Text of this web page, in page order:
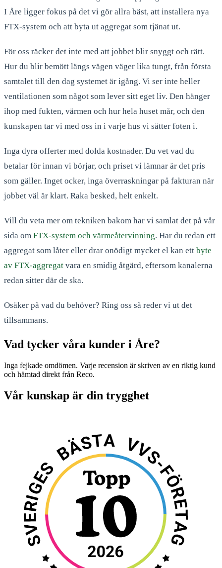
I Åre ligger fokus på det vi gör allra bäst, att installera nya
FTX-system och att byta ut aggregat som tjänat ut.
För oss räcker det inte med att jobbet blir snyggt och rätt.
Hur du blir bemött längs vägen väger lika tungt, från första
samtalet till den dag systemet är igång. Vi ser inte heller
ventilationen som något som lever sitt eget liv. Den hänger
ihop med fukten, värmen och hur hela huset mår, och den
kunskapen tar vi med oss in i varje hus vi sätter foten i.
Inga dyra offerter med dolda kostnader. Du vet vad du
betalar för innan vi börjar, och priset vi lämnar är det pris
som gäller. Inget ocker, inga överraskningar på fakturan när
jobbet väl är klart. Raka besked, helt enkelt.
Vill du veta mer om tekniken bakom har vi samlat det på vår
sida om FTX-system och värmeåtervinning. Har du redan ett
aggregat som låter eller drar onödigt mycket el kan ett byte
av FTX-aggregat vara en smidig åtgärd, eftersom kanalerna
redan sitter där de ska.
Osäker på vad du behöver? Ring oss så reder vi ut det
tillsammans.
Vad tycker våra kunder i Åre?
Inga fejkade omdömen. Varje recension är skriven av en riktig kund
och hämtad direkt från Reco.
Vår kunskap är din trygghet